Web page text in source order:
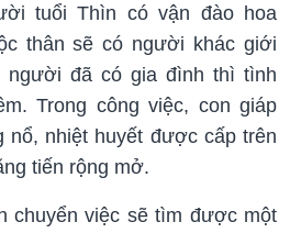
tuổi Thìn có vận đào hoa
thân sẽ có người khác giới
người đã có gia đình thì tình
Trong công việc, con giáp
nhiệt huyết được cấp trên
tiến rộng mở.
chuyển việc sẽ tìm được một